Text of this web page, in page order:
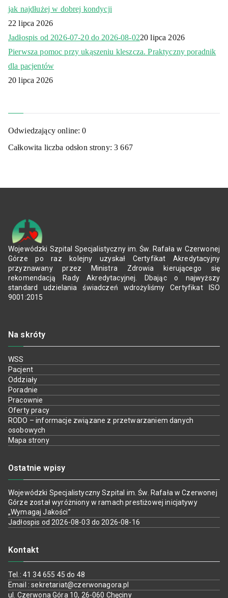
jak najdłużej w dobrej kondycji
22 lipca 2026
Jadłospis od 2026-07-20 do 2026-08-0220 lipca 2026
Pierwsza pomoc przy ukąszeniu kleszcza. Praktyczny poradnik
dla pacjentów
20 lipca 2026
Odwiedzający online:0
Całkowita liczba odsłon strony:3 667
Wojewódzki Szpital Specjalistyczny im. Św. Rafała w Czerwonej
Górze po raz kolejny uzyskał Certyfikat Akredytacyjny
przyznawany przez Ministra Zdrowia kierującego się
rekomendacją Rady Akredytacyjnej. Dbając o najwyższy
standard udzielania świadczeń wdrożyliśmy Certyfikat ISO
9001:2015
Na skróty
WSS
Pacjent
Oddziały
Poradnie
Pracownie
Oferty pracy
RODO – informacje związane z przetwarzaniem danych
osobowych
Mapa strony
Ostatnie wpisy
Wojewódzki Specjalistyczny Szpital im. Św. Rafała w Czerwonej
Górze został wyróżniony w ramach prestiżowej inicjatywy
„Wymagaj Jakości”
Jadłospis od 2026-08-03 do 2026-08-16
Kontakt
Tel.: 41 34 655 45 do 48
Email : sekretariat@czerwonagora.pl
ul. Czerwona Góra 10, 26-060 Chęciny